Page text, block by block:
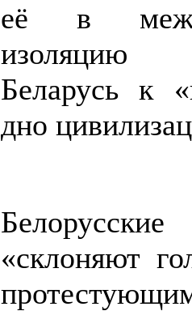
её в
Беларусь к
дно
Белорусские
«склоняют